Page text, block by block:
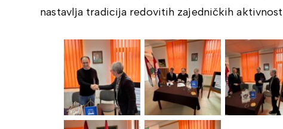
nastavlja tradicija redovitih zajedničkih